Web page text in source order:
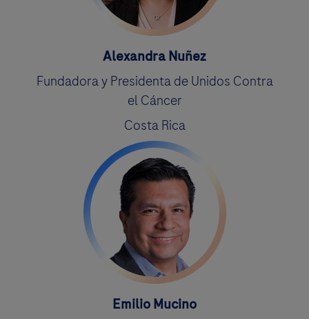
Alexandra Nuñez
Fundadora y Presidenta de Unidos Contra
el Cáncer
Costa Rica
Emilio Mucino